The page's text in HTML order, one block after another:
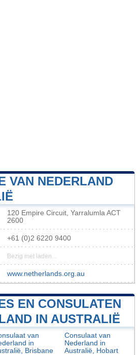
VAN NEDERLAND
120 Empire Circuit, Yarralumla ACT
2600
+61 (0)2 6220 9400
Bezig met laden...
www.netherlands.org.au
EN CONSULATEN
IN AUSTRALIË
van
in
Brisbane
Consulaat van
Nederland in
Australië, Hobart